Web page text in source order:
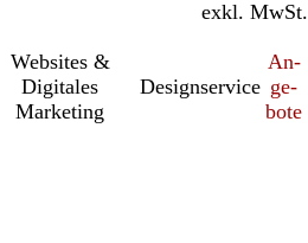
inkl. MwSt.
exkl. MwSt.
Websites &
Digitales
Marketing
Designservice
An­­
ge­­
bo­­te